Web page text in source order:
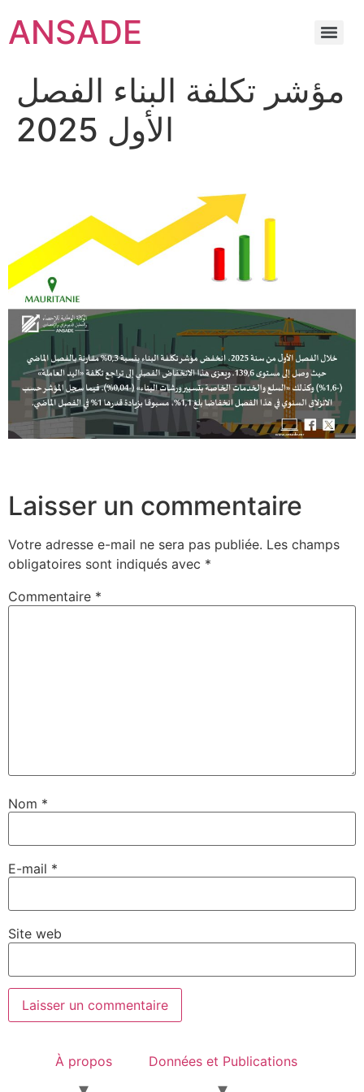
ANSADE
مؤشر تكلفة البناء الفصل
الأول 2025
Laisser un commentaire
Votre adresse e-mail ne sera pas publiée. Les champs
obligatoires sont indiqués avec *
Commentaire *
Nom *
E-mail *
Site web
À propos Données et Publications